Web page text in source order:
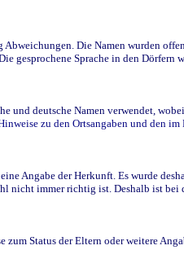
Die Namen wurden
gesprochene Sprache in den
und deutsche Namen verwendet,
zu den Ortsangaben und den
Angabe der Herkunft. Es wurde
nicht immer richtig ist. Deshalb ist
Status der Eltern oder weitere